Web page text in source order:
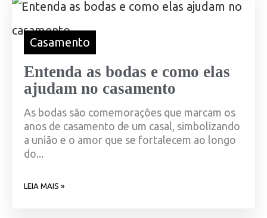
Casamento
Entenda as bodas e como elas
ajudam no casamento
As bodas são comemorações que marcam os
anos de casamento de um casal, simbolizando
a união e o amor que se fortalecem ao longo
do...
LEIA MAIS »